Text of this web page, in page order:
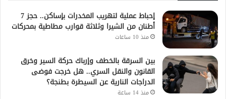
إحباط عملية لتهريب المخدرات بإساكن.. حجز 7
أطنان من الشيرا وثلاثة قوارب مطاطية بمحركات
منذ 10 ساعات
بين السرقة بالخطف وإرباك حركة السير وخرق
القانون والنقل السري.. هل خرجت فوضى
الدراجات النارية عن السيطرة بطنجة؟
منذ 14 ساعة